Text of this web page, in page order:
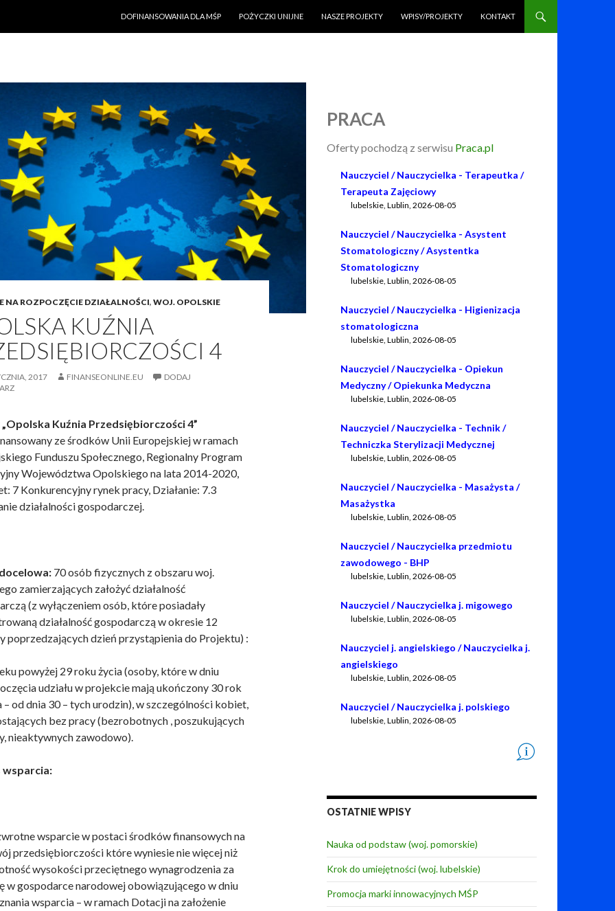
DOFINANSOWANIA DLA MŚP
POŻYCZKI UNIJNE NASZE PROJEKTY WPISY/PROJEKTY KONTAKT
NA ROZPOCZĘCIE DZIAŁALNOŚCI, WOJ. OPOLSKIE
KUŹNIA
4
2017 FINANSEONLINE.EU
DODAJ
„Opolska Kuźnia Przedsiębiorczości 4”
ze środków Unii Europejskiej w ramach
Funduszu Społecznego, Regionalny Program
Województwa Opolskiego na lata 2014-2020,
7 Konkurencyjny rynek pracy, Działanie: 7.3
działalności gospodarczej.
70 osób fizycznych z obszaru woj.
zamierzających założyć działalność
(z wyłączeniem osób, które posiadały
działalność gospodarczą w okresie 12
poprzedzających dzień przystąpienia do Projektu) :
powyżej 29 roku życia (osoby, które w dniu
udziału w projekcie mają ukończony 30 rok
– od dnia 30 – tych urodzin), w szczególności kobiet,
bez pracy (bezrobotnych , poszukujących
nieaktywnych zawodowo).
wsparcia:
wsparcie w postaci środków finansowych na
przedsiębiorczości które wyniesie nie więcej niż
wysokości przeciętnego wynagrodzenia za
w gospodarce narodowej obowiązującego w dniu
wsparcia – w ramach Dotacji na założenie
PRACA
Oferty pochodzą z serwisu Praca.pl
Nauczyciel / Nauczycielka - Terapeutka /
Terapeuta Zajęciowy
lubelskie, Lublin, 2026-08-05
Nauczyciel / Nauczycielka - Asystent
Stomatologiczny / Asystentka
Stomatologiczny
lubelskie, Lublin, 2026-08-05
Nauczyciel / Nauczycielka - Higienizacja
stomatologiczna
lubelskie, Lublin, 2026-08-05
Nauczyciel / Nauczycielka - Opiekun
Medyczny / Opiekunka Medyczna
lubelskie, Lublin, 2026-08-05
Nauczyciel / Nauczycielka - Technik /
Techniczka Sterylizacji Medycznej
lubelskie, Lublin, 2026-08-05
Nauczyciel / Nauczycielka - Masażysta /
Masażystka
lubelskie, Lublin, 2026-08-05
Nauczyciel / Nauczycielka przedmiotu
zawodowego - BHP
lubelskie, Lublin, 2026-08-05
Nauczyciel / Nauczycielka j. migowego
lubelskie, Lublin, 2026-08-05
Nauczyciel j. angielskiego / Nauczycielka j.
angielskiego
lubelskie, Lublin, 2026-08-05
Nauczyciel / Nauczycielka j. polskiego
lubelskie, Lublin, 2026-08-05
OSTATNIE WPISY
Nauka od podstaw (woj. pomorskie)
Krok do umiejętności (woj. lubelskie)
Promocja marki innowacyjnych MŚP